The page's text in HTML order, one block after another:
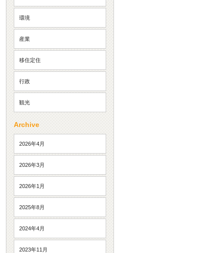
環境
産業
移住定住
行政
観光
Archive
2026年4月
2026年3月
2026年1月
2025年8月
2024年4月
2023年11月